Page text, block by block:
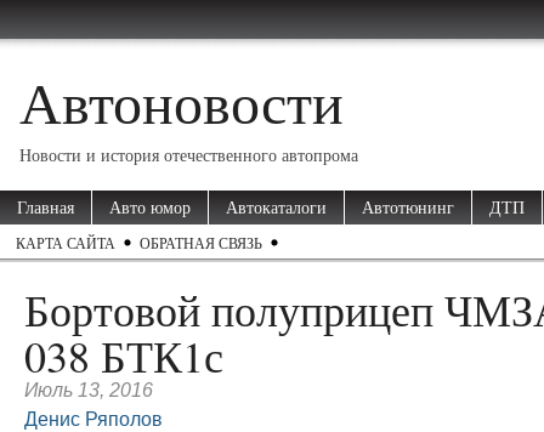
Автоновости
Новости и история отечественного автопрома
Главная Авто юмор Автокаталоги Автотюнинг ДТП
КАРТА САЙТА ОБРАТНАЯ СВЯЗЬ
Бортовой полуприцеп
038 БТК1с
Июль 13, 2016
Денис Ряполов